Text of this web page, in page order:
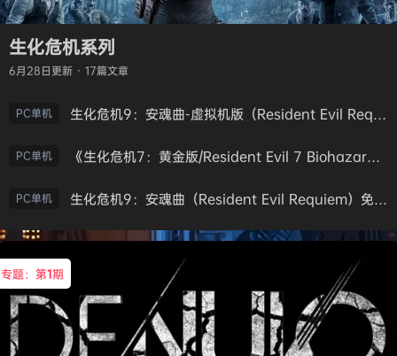
生化危机系列
6月28日更新 · 17篇文章
PC单机 生化危机9：安魂曲-虚拟机版（Resident Evil Requiem HYPERVISOR）免安装中文版
PC单机 《生化危机7：黄金版/Resident Evil 7 Biohazard》免安装中文版
PC单机 生化危机9：安魂曲（Resident Evil Requiem）免安装中文版
专题：第1期